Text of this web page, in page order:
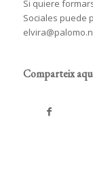
Si quiere
Sociales puede
Comparteix